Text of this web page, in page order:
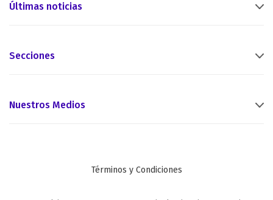
Últimas noticias
Secciones
Nuestros Medios
Términos y Condiciones